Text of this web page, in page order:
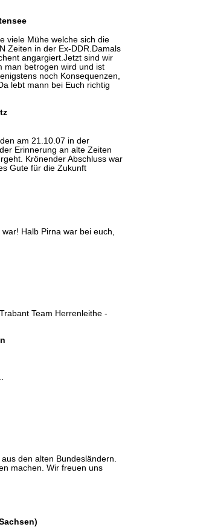
viele Mühe welche sich die
Zeiten in der Ex-DDR.Damals
angargiert.Jetzt sind wir
man betrogen wird und ist
noch Konsequenzen,
lebt mann bei Euch richtig
am 21.10.07 in der
Erinnerung an alte Zeiten
Krönender Abschluss war
Gute für die Zukunft
Halb Pirna war bei euch,
Team Herrenleithe -
den alten Bundesländern.
machen. Wir freuen uns